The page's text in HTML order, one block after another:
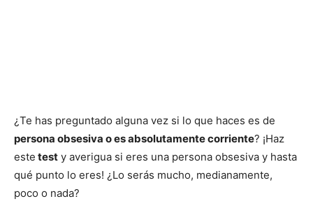
¿Te has preguntado alguna vez si lo que haces es de
persona obsesiva o es absolutamente corriente? ¡Haz
este test y averigua si eres una persona obsesiva y hasta
qué punto lo eres! ¿Lo serás mucho, medianamente,
poco o nada?